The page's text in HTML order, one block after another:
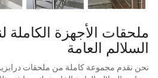
ملحقات الأجهزة الكاملة
السلالم العامة
نحن نقدم مجموعة كاملة من ملحقات درابزين